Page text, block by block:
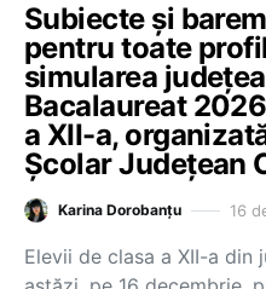
Subiecte și
pentru toate
simularea
Bacalaureat
a XII-a,
Școlar Județean
Karina Dorobanțu 16
Elevii de clasa a XII-a din